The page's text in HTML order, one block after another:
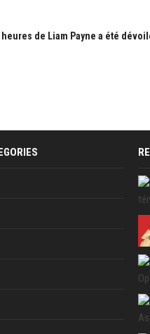
de Liam Payne a été